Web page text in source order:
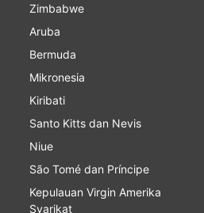
Zimbabwe
Aruba
Bermuda
Mikronesia
Kiribati
Santo Kitts dan Nevis
Niue
São Tomé dan Príncipe
Kepulauan Virgin Amerika
Syarikat